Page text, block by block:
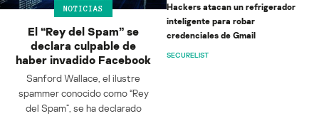
NOTICIAS
El “Rey del Spam” se
declara culpable de
haber invadido Facebook
Sanford Wallace, el ilustre
spammer conocido como “Rey
del Spam”, se ha declarado
Hackers atacan un refrigerador
inteligente para robar
credenciales de Gmail
SECURELIST